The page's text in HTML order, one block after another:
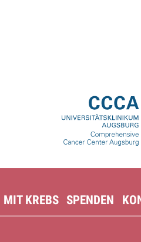
MIT KREBS SPENDEN